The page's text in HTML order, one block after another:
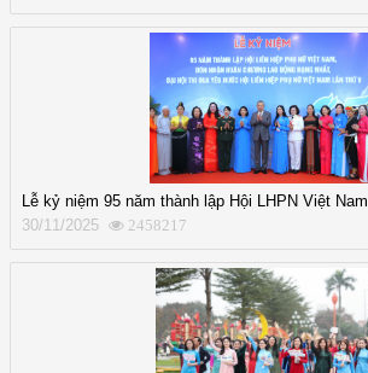
Lễ kỷ niệm 95 năm thành lập Hội LHPN Việt Nam
30/11/2025
2458217